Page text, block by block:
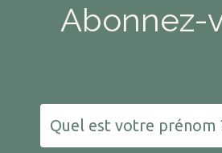
Abonnez-